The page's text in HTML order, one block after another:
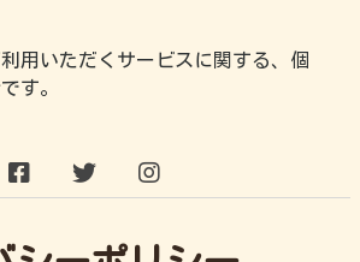
用いただくサービスに関する、個
す。